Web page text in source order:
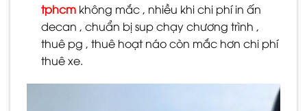
tphcmkhông mắc , nhiều khi chi phí in ấn
decan , chuẩn bị sup chạy chương trình ,
thuê pg , thuê hoạt náo còn mắc hơn chi phí
thuê xe.